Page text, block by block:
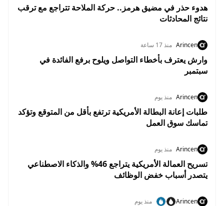
هدوء حذر في مضيق هرمز.. حركة الملاحة تتراجع مع ترقب
نتائج المحادثات
Arincen منذ 17 ساعة
وارش يعترف بأخطاء التواصل ويلوح برفع الفائدة في
سبتمبر
Arincen منذ يوم
طلبات إعانة البطالة الأمريكية ترتفع بأقل من المتوقع وتؤكد
تماسك سوق العمل
Arincen منذ يوم
تسريح العمالة الأمريكية يتراجع 46% والذكاء الاصطناعي
يتصدر أسباب خفض الوظائف
Arincen منذ يوم